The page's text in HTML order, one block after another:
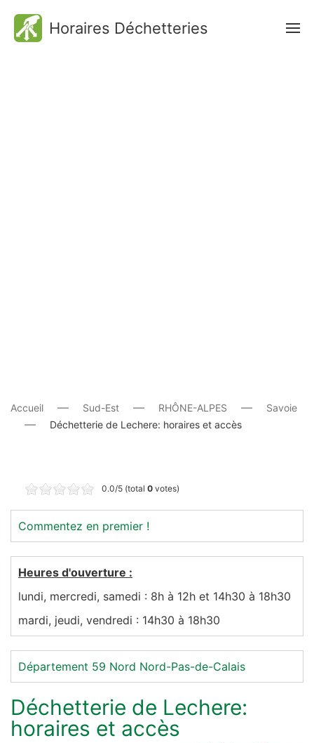
Horaires Déchetteries
Accueil Sud-Est RHÔNE-ALPES
Savoie
Déchetterie de Lechere: horaires et accès
0.0/5 (total 0 votes)
Commentez en premier !
Heures d'ouverture :
lundi, mercredi, samedi : 8h à 12h et 14h30 à 18h30
mardi, jeudi, vendredi : 14h30 à 18h30
Département 59 Nord Nord-Pas-de-Calais
Déchetterie de Lechere:
horaires et accès